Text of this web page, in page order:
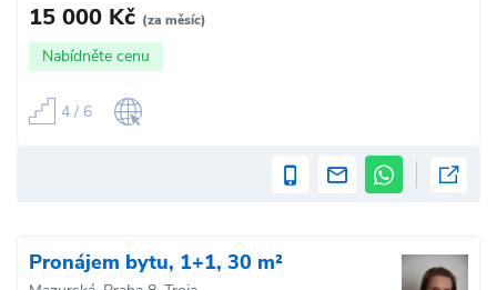
15 000 Kč (za měsíc)
Nabídněte cenu
4 / 6
Pronájem bytu, 1+1, 30 m²